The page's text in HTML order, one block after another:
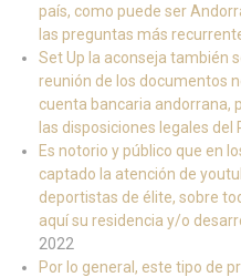
país, como puede ser
las preguntas más
Set Up la aconseja también
reunión de los documentos
cuenta bancaria andorrana,
las disposiciones legales del
Es notorio y público que en
captado la atención de
deportistas de élite, sobre
aquí su residencia y/o
2022
Por lo general, este tipo de